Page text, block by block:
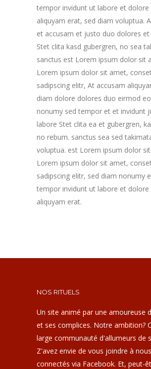
tempor invidunt ut labore et dolore
aliquyam erat, sed diam voluptua.
et accusam et justo duo dolores et
Stet clita kasd gubergren, no sea
sanctus est Lorem ipsum dolor sit
Lorem ipsum dolor sit amet,
sadipscing elitr, At accusam
diam dolore dolores duo eirmod
nonumy sed tempor et et invidunt
labore Stet clita ea et gubergren,
no rebum. sanctus sea sed
voluptua. est Lorem ipsum dolor
Lorem ipsum dolor sit amet,
sadipscing elitr, sed diam nonumy
tempor invidunt ut labore et dolore
aliquyam erat.
NOS RITUELS
Un site animé par une amoureuse
et ses complices. Notre ambition?
large communauté d'allumeurs de
Z'avez envie de vous joindre à
connectés via Facebook. Et, peut-